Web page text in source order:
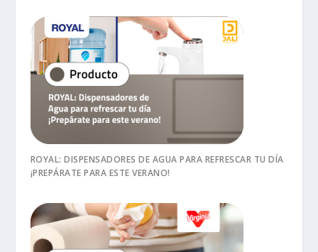
ROYAL: DISPENSADORES DE AGUA PARA REFRESCAR TU DÍA
¡PREPÁRATE PARA ESTE VERANO!